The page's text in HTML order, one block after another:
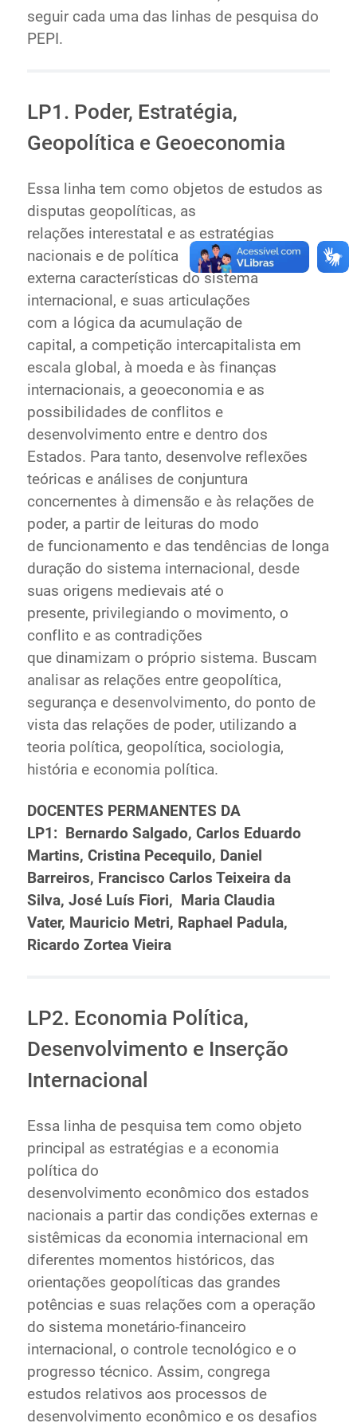
seguir cada uma das linhas de pesquisa do
PEPI.
LP1. Poder, Estratégia,
Geopolítica e Geoeconomia
Essa linha tem como objetos de estudos as
disputas geopolíticas, as
relações interestatal e as estratégias
nacionais e de política
externa características do sistema
internacional, e suas articulações
com a lógica da acumulação de
capital, a competição intercapitalista em
escala global, à moeda e às finanças
internacionais, a geoeconomia e as
possibilidades de conflitos e
desenvolvimento entre e dentro dos
Estados. Para tanto, desenvolve reflexões
teóricas e análises de conjuntura
concernentes à dimensão e às relações de
poder, a partir de leituras do modo
de funcionamento e das tendências de longa
duração do sistema internacional, desde
suas origens medievais até o
presente, privilegiando o movimento, o
conflito e as contradições
que dinamizam o próprio sistema. Buscam
analisar as relações entre geopolítica,
segurança e desenvolvimento, do ponto de
vista das relações de poder, utilizando a
teoria política, geopolítica, sociologia,
história e economia política.
DOCENTES PERMANENTES DA
LP1:
Bernardo Salgado, Carlos Eduardo
Martins, Cristina Pecequilo, Daniel
Barreiros, Francisco Carlos Teixeira da
Silva, José Luís Fiori,
Maria Claudia
Vater, Mauricio Metri, Raphael Padula,
Ricardo Zortea Vieira
LP2. Economia Política,
Desenvolvimento e Inserção
Internacional
Essa linha de pesquisa tem como objeto
principal as estratégias e a economia
política do
desenvolvimento econômico dos estados
nacionais a partir das condições externas e
sistêmicas da economia internacional em
diferentes momentos históricos, das
orientações geopolíticas das grandes
potências e suas relações com a operação
do sistema monetário-financeiro
internacional, o controle tecnológico e o
progresso técnico. Assim, congrega
estudos relativos aos processos de
desenvolvimento econômico e os desafios